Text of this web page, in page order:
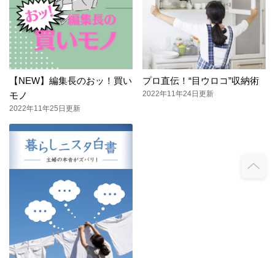
【NEW】編集長のおッ！買い
モノ
2022年11年25日更新
プロ直伝！“目ウロコ”収納術
2022年11年24日更新